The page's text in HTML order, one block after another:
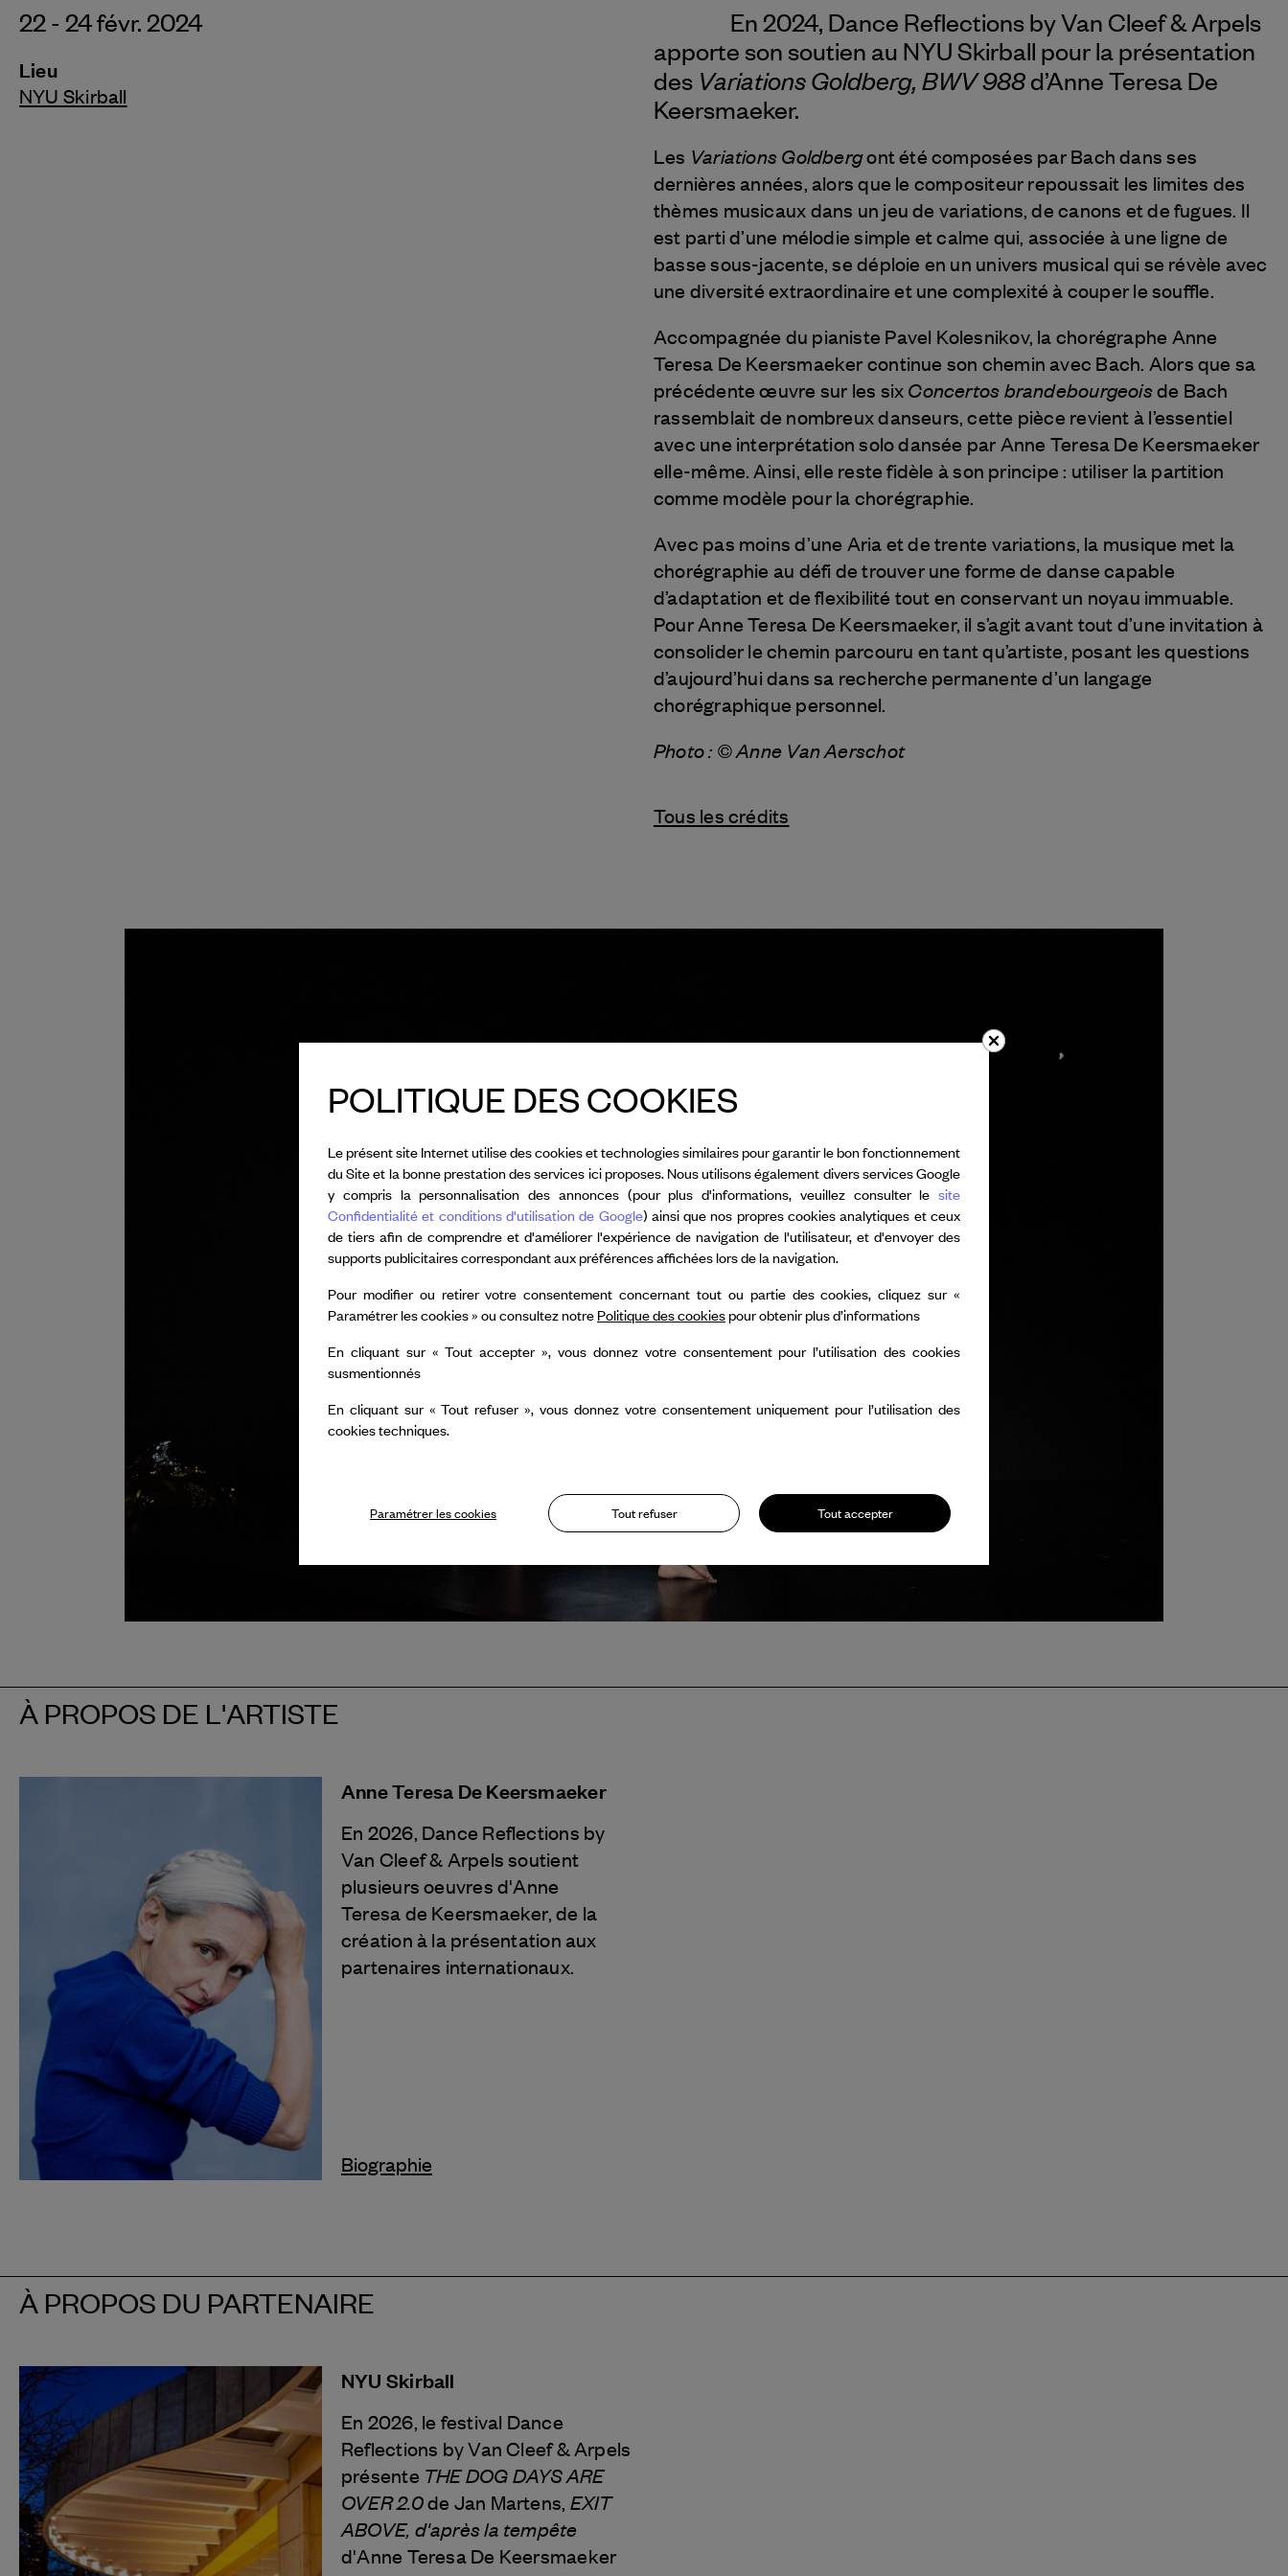
22 - 24 févr. 2024
Lieu
NYU Skirball
En 2024, Dance Reflections byVan Cleef & Arpels
apporte son soutien au NYU Skirball pour la présentation
des Variations Goldberg, BWV 988d’Anne Teresa De
Keersmaeker.
Les Variations Goldbergont été composées par Bach dans ses
dernières années, alors que le compositeur repoussait les limites des
thèmes musicaux dans un jeu de variations, de canons et de fugues. Il
est parti d’une mélodie simple et calme qui, associée à une ligne de
basse sous-jacente, se déploie en un univers musical qui se révèle avec
une diversité extraordinaire et une complexité à couper le souffle.
Accompagnée du pianiste Pavel Kolesnikov, la chorégraphe Anne
Teresa De Keersmaeker continue son chemin avec Bach. Alors que sa
précédente œuvre sur les six Concertos brandebourgeoisde Bach
rassemblait de nombreux danseurs, cette pièce revient à l’essentiel
avec une interprétation solo dansée par Anne Teresa De Keersmaeker
elle-même. Ainsi, elle reste fidèle à son principe : utiliser la partition
comme modèle pour la chorégraphie.
Avec pas moins d’une Aria et de trente variations, la musique met la
chorégraphie au défi de trouver une forme de danse capable
d’adaptation et de flexibilité tout en conservant un noyau immuable.
Pour Anne Teresa De Keersmaeker, il s’agit avant tout d’une invitation à
consolider le chemin parcouru en tant qu’artiste, posant les questions
d’aujourd’hui dans sa recherche permanente d’un langage
chorégraphique personnel.
Photo : © Anne Van Aerschot
Tous les crédits
À PROPOS DE L'ARTISTE
Anne Teresa De Keersmaeker
En 2026, Dance Reflections by
Van Cleef & Arpels soutient
plusieurs oeuvres d'Anne
Teresa de Keersmaeker, de la
création à la présentation aux
partenaires internationaux.
Biographie
À PROPOS DU PARTENAIRE
NYU Skirball
En 2026, le festival Dance
Reflections byVan Cleef & Arpels
présente THE DOG DAYS ARE
OVER 2.0de Jan Martens, EXIT
ABOVE, d'après la tempête
d'Anne Teresa De Keersmaeker
POLITIQUE DES COOKIES
Le présent site Internet utilise des cookies et technologies similaires pour garantir le bon fonctionnement
du Site et la bonne prestation des services ici proposes. Nous utilisons également divers services Google
y compris la personnalisation des annonces (pour plus d'informations, veuillez consulter le site
Confidentialité et conditions d'utilisation de Google) ainsi que nos propres cookies analytiques et ceux
de tiers afin de comprendre et d'améliorer l'expérience de navigation de l'utilisateur, et d'envoyer des
supports publicitaires correspondant aux préférences affichées lors de la navigation.
Pour modifier ou retirer votre consentement concernant tout ou partie des cookies, cliquez sur «
Paramétrer les cookies » ou consultez notre Politique des cookiespour obtenir plus d’informations
En cliquant sur « Tout accepter », vous donnez votre consentement pour l’utilisation des cookies
susmentionnés
En cliquant sur « Tout refuser », vous donnez votre consentement uniquement pour l’utilisation des
cookies techniques.
Paramétrer les cookies Tout refuser Tout accepter